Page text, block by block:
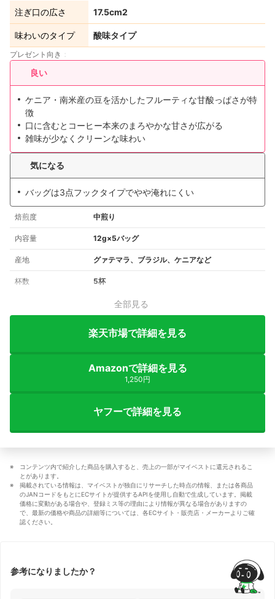
注ぎ口の広さ 17.5cm2
味わいのタイプ 酸味タイプ
プレゼント向き
良い
ケニア・南米産の豆を活かしたフルーティな甘酸っぱさが特
徴
口に含むとコーヒー本来のまろやかな甘さが広がる
雑味が少なくクリーンな味わい
気になる
バッグは3点フックタイプでやや淹れにくい
焙煎度 中煎り
内容量 12g×5バッグ
産地 グァテマラ、ブラジル、ケニアなど
杯数 5杯
全部見る
楽天市場で詳細を見る
Amazonで詳細を見る
1,250円
ヤフーで詳細を見る
コンテンツ内で紹介した商品を購入すると、売上の一部がマイベストに還元されるこ
とがあります。
掲載されている情報は、マイベストが独自にリサーチした時点の情報、または各商品
のJANコードをもとにECサイトが提供するAPIを使用し自動で生成しています。掲載
価格に変動がある場合や、登録ミス等の理由により情報が異なる場合がありますの
で、最新の価格や商品の詳細等については、各ECサイト・販売店・メーカーよりご確
認ください。
参考になりましたか？